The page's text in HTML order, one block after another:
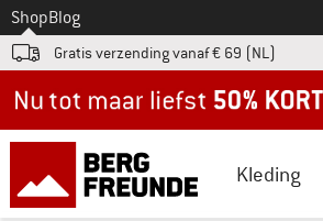
Naar
ShopBlog
Gratis verzending vanaf € 69 (NL)
Kleding